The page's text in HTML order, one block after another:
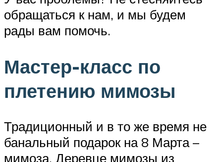
обращаться к нам, и мы будем
рады вам помочь.
Мастер-класс по
плетению мимозы
Традиционный и в то же время не
банальный подарок на 8 Марта –
мимоза. Деревце мимозы из